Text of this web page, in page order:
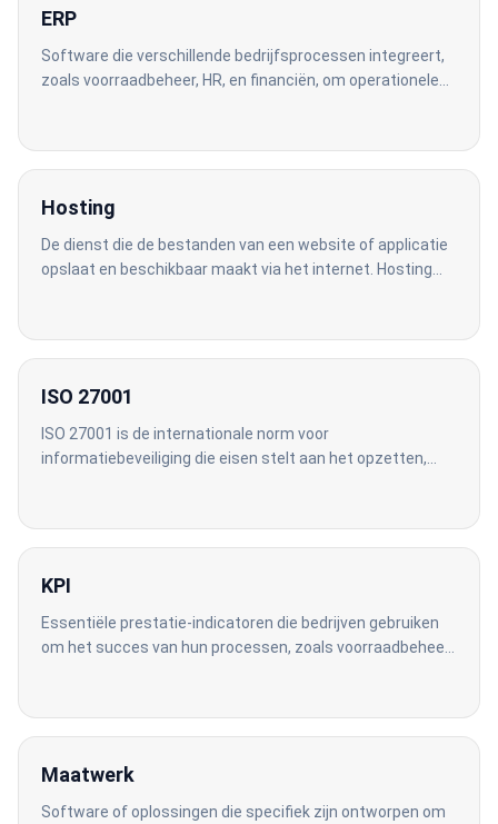
ERP
Software die verschillende bedrijfsprocessen integreert,
zoals voorraadbeheer, HR, en financiën, om operationele
Hosting
De dienst die de bestanden van een website of applicatie
opslaat en beschikbaar maakt via het internet. Hosting
ISO 27001
ISO 27001 is de internationale norm voor
informatiebeveiliging die eisen stelt aan het opzetten,
KPI
Essentiële prestatie-indicatoren die bedrijven gebruiken
om het succes van hun processen, zoals voorraadbeheer,
Maatwerk
Software of oplossingen die specifiek zijn ontworpen om